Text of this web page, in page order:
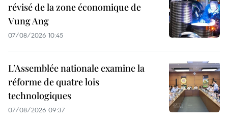
révisé de la zone économique de
Vung Ang
07/08/2026 10:45
L’Assemblée nationale examine la
réforme de quatre lois
technologiques
07/08/2026 09:37